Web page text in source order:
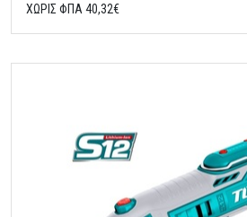
ΧΩΡΙΣ ΦΠΑ 40,32€